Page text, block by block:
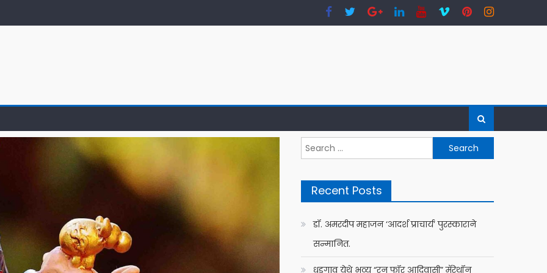
Search
for:
Recent Posts
डॉ. अमरदीप महाजन ‘आदर्श प्राचार्य’ पुरस्काराने
सन्मानित.
धडगाव येथे भव्य “रन फॉर आदिवासी” मॅरेथॉन